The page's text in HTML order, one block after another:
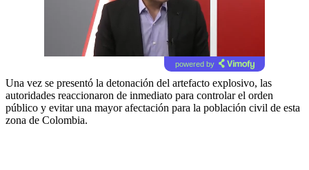
powered by
Una vez se presentó la detonación del artefacto explosivo, las
autoridades reaccionaron de inmediato para controlar el orden
público y evitar una mayor afectación para la población civil de esta
zona de Colombia.